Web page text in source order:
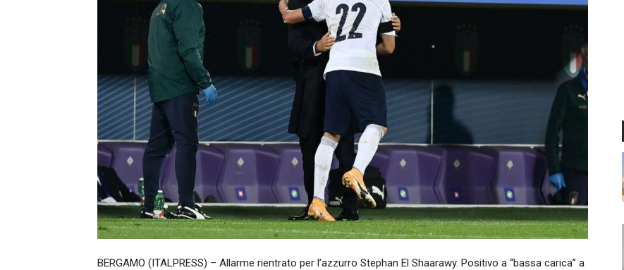
BERGAMO (ITALPRESS) – Allarme rientrato per l’azzurro Stephan El Shaarawy. Positivo a “bassa carica” a